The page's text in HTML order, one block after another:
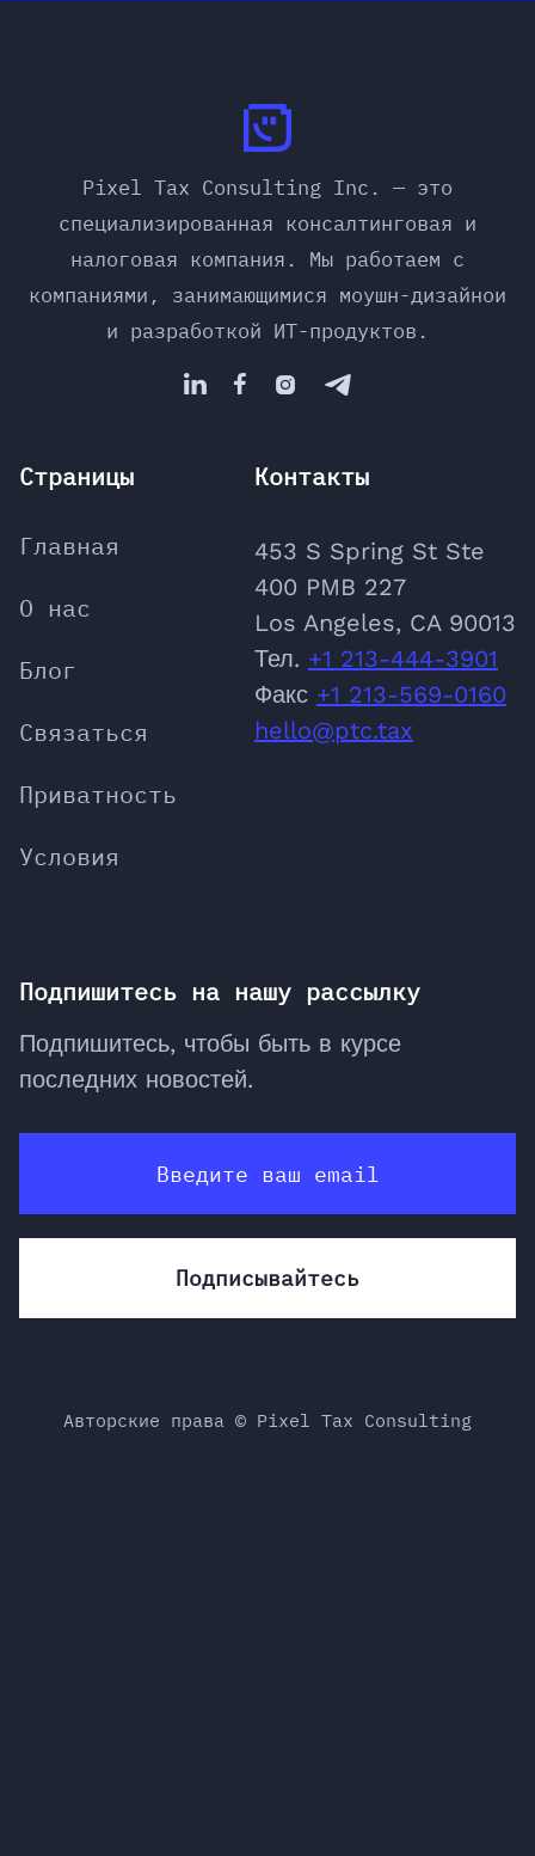
Pixel Tax Consulting Inc. — это
специализированная консалтинговая и
налоговая компания. Мы работаем с
компаниями, занимающимися моушн-дизайнои
и разработкой ИТ-продуктов.
   
Страницы
Главная
О нас
Блог
Связаться
Приватность
Условия
Контакты
453 S Spring St Ste
400 PMB 227
Los Angeles, CA 90013
Тел. +1 213-444-3901
Факс +1 213-569-0160
hello@ptc.tax
Подпишитесь на нашу рассылку
Подпишитесь, чтобы быть в курсе
последних новостей.
Авторские права © Pixel Tax Consulting